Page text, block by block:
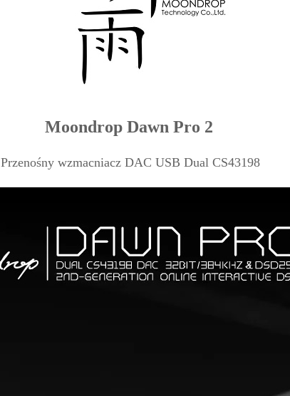
Moondrop Dawn Pro 2
Przenośny wzmacniacz DAC USB Dual CS43198